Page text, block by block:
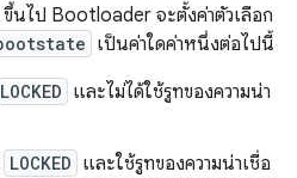
นไป Bootloader จะตั้งค่าตัวเลือก
เป็นค่าใดค่าหนึ่งต่อไปนี้
LOCKED และไม่ได้ใช้รูทของความน่า
LOCKED และใช้รูทของความน่าเชื่อ